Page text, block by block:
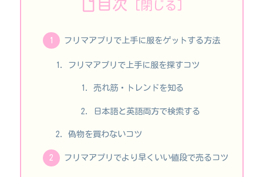
目次
フリマアプリで上手に服をゲットする方法
フリマアプリで上手に服を探すコツ
売れ筋・トレンドを知る
日本語と英語両方で検索する
偽物を買わないコツ
フリマアプリでより早くいい値段で売るコツ